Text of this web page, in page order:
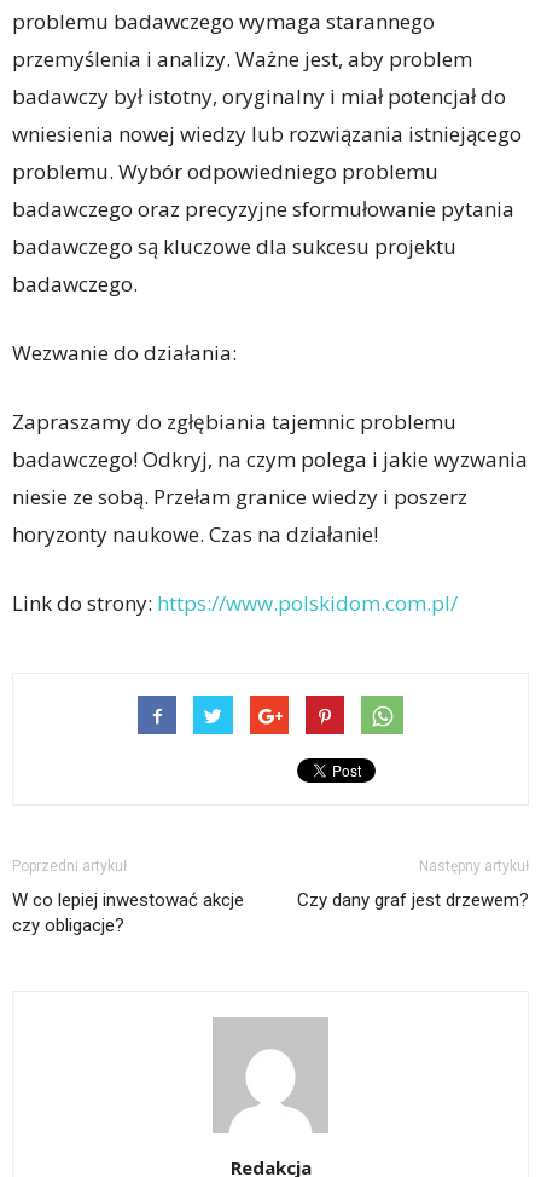
problemu badawczego wymaga starannego
przemyślenia i analizy. Ważne jest, aby problem
badawczy był istotny, oryginalny i miał potencjał do
wniesienia nowej wiedzy lub rozwiązania istniejącego
problemu. Wybór odpowiedniego problemu
badawczego oraz precyzyjne sformułowanie pytania
badawczego są kluczowe dla sukcesu projektu
badawczego.
Wezwanie do działania:
Zapraszamy do zgłębiania tajemnic problemu
badawczego! Odkryj, na czym polega i jakie wyzwania
niesie ze sobą. Przełam granice wiedzy i poszerz
horyzonty naukowe. Czas na działanie!
Link do strony: https://www.polskidom.com.pl/
Poprzedni artykuł
W co lepiej inwestować akcje
czy obligacje?
Następny artykuł
Czy dany graf jest drzewem?
Redakcja